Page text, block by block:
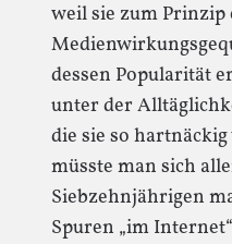
weil sie zum Prinzip
dessen Popularität
unter der
die sie so
müsste man sich
Siebzehnjährigen
Spuren „im